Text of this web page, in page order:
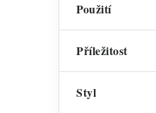
Použití
Příležitost
Styl